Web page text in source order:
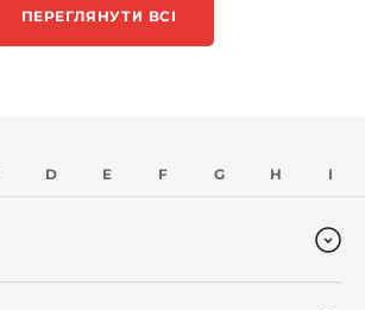
ПЕРЕГЛЯНУТИ ВСІ
D E F G H I